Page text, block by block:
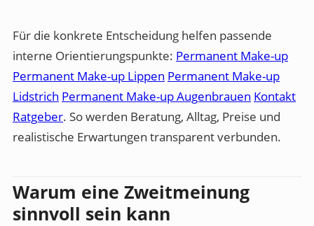
Für die konkrete Entscheidung helfen passende
interne Orientierungspunkte: Permanent Make-up
Permanent Make-up Lippen Permanent Make-up
Lidstrich Permanent Make-up Augenbrauen Kontakt
Ratgeber. So werden Beratung, Alltag, Preise und
realistische Erwartungen transparent verbunden.
Warum eine Zweitmeinung
sinnvoll sein kann